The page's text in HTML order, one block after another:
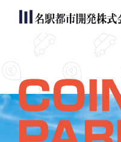
サービス内容
会社案内
お問い合わせ